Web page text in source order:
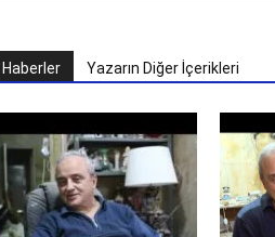
Haberler Yazarın Diğer İçerikleri